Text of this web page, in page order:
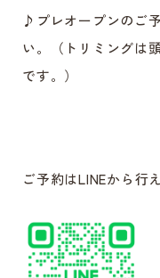
♪プレオープンのご
い。（トリミングは
です。）
ご予約はLINEから行